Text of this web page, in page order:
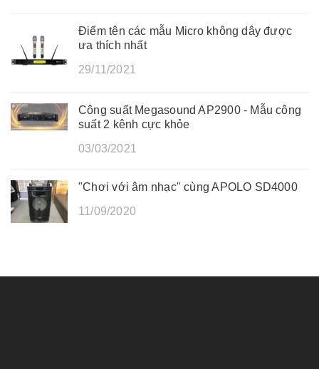
Điểm tên các mẫu Micro không dây được
ưa thích nhất
29/11/2021
Công suất Megasound AP2900 - Mẫu công
suất 2 kênh cực khỏe
03/03/2021
"Chơi với âm nhạc" cùng APOLO SD4000
11/09/2020